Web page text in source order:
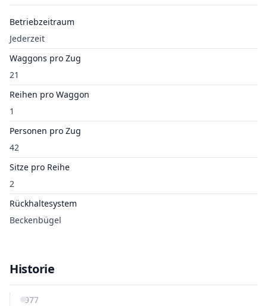
Betriebzeitraum
Jederzeit
Waggons pro Zug
21
Reihen pro Waggon
1
Personen pro Zug
42
Sitze pro Reihe
2
Rückhaltesystem
Beckenbügel
Historie
1977